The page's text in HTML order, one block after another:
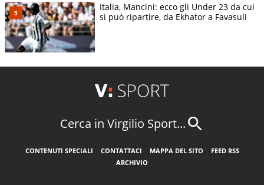
Italia, Mancini: ecco gli Under 23 da cui
si può ripartire, da Ekhator a Favasuli
Cerca in Virgilio Sport...
CONTENUTI SPECIALI CONTATTACI MAPPA DEL SITO
FEED RSS
ARCHIVIO